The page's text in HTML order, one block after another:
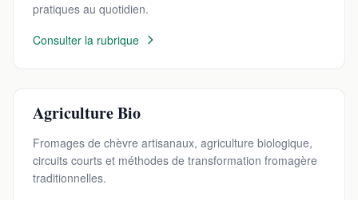
pratiques au quotidien.
Consulter la rubrique
Agriculture Bio
Fromages de chèvre artisanaux, agriculture biologique,
circuits courts et méthodes de transformation fromagère
traditionnelles.